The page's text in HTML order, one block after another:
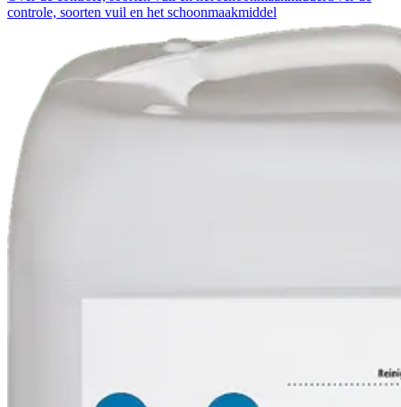
controle, soorten vuil en het schoonmaakmiddel